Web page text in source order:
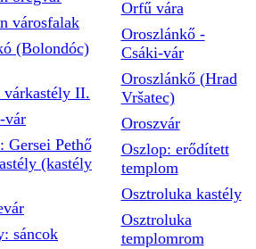
városfalak
(Bolondóc)
várkastély II.
vár
Gersei Pethő
(kastély
sáncok
Orfű vára
Oroszlánkő -
Csáki-vár
Oroszlánkő (Hrad
Vršatec)
Oroszvár
Oszlop: erődített
templom
Osztroluka kastély
Osztroluka
templomrom